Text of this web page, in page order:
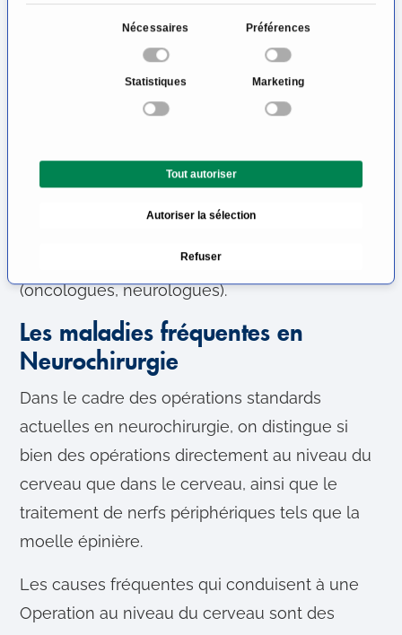
o
e
n
m
e
Nécessaires Préférences
Statistiques Marketing
Tout autoriser
Autoriser la sélection
Refuser
Le plus important dans le département de la
neurochirurgie est également la coopération
interdisciplinaire avec les autres départements
tels que le département de neurologie,
en partie des constituants importants pour un
diagnostic (des neurologues, des psychiatres,
(neuroradiologue) et après l’opération
(oncologues, neurologues).
Les maladies fréquentes en
Neurochirurgie
Dans le cadre des opérations standards
actuelles en neurochirurgie, on distingue si
bien des opérations directement au niveau du
cerveau que dans le cerveau, ainsi que le
traitement de nerfs périphériques tels que la
moelle épinière.
Les causes fréquentes qui conduisent à une
Operation au niveau du cerveau sont des